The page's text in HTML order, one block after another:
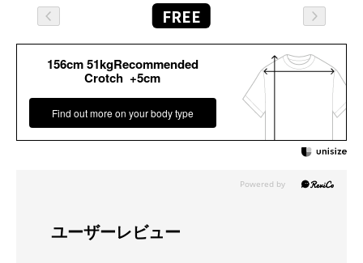
FREE
156cm 51kgRecommended
Crotch +5cm
Find out more on your body type
ユーザーレビュー